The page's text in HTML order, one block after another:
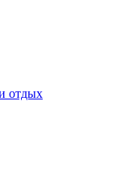
отдых